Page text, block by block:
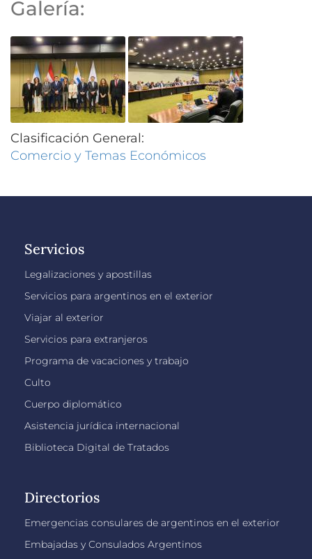
Galería:
Clasificación General:
Comercio y Temas Económicos
Servicios
Legalizaciones y apostillas
Servicios para argentinos en el exterior
Viajar al exterior
Servicios para extranjeros
Programa de vacaciones y trabajo
Culto
Cuerpo diplomático
Asistencia jurídica internacional
Biblioteca Digital de Tratados
Directorios
Emergencias consulares de argentinos en el exterior
Embajadas y Consulados Argentinos